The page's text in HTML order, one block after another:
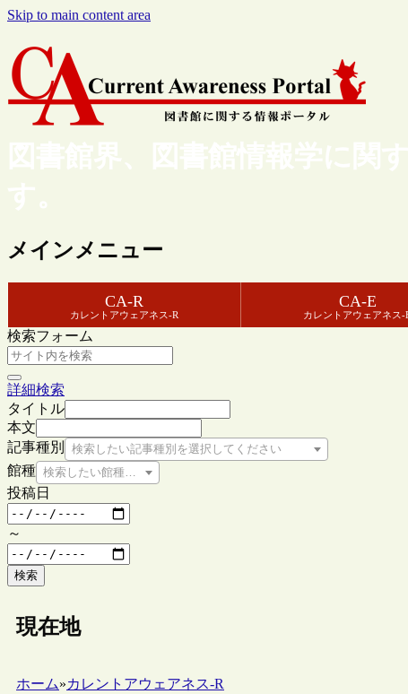
Skip to main content area
図書館界、図書館情報学に関
す。
メインメニュー
CA-R
カレントアウェアネス-R
CA-E
カレントアウェアネス-
検索フォーム
詳細検索
タイトル
本文
記事種別
検索したい記事種別を選択してください
館種 検索したい館種を選択してください
投稿日
～
検索
現在地
ホーム»カレントアウェアネス-R